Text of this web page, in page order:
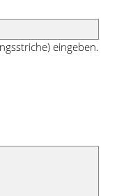
eingeben.